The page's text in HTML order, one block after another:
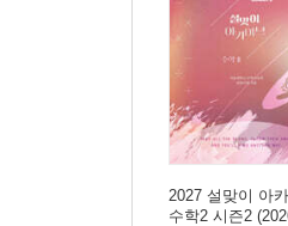
2027 설맞이 아
수학2 시즌2